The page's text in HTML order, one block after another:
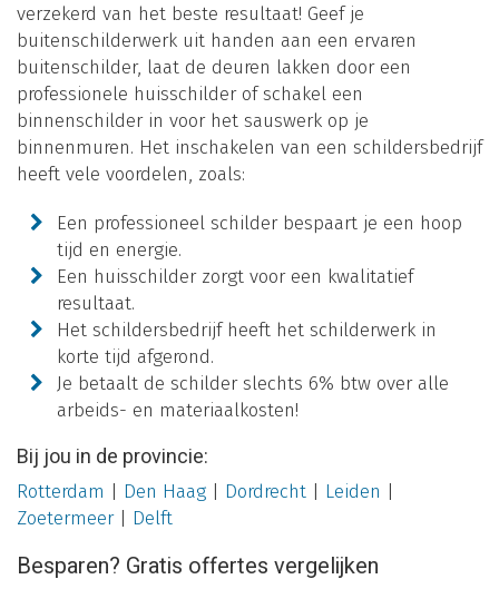
verzekerd van het beste resultaat! Geef je
buitenschilderwerk uit handen aan een ervaren
buitenschilder, laat de deuren lakken door een
professionele huisschilder of schakel een
binnenschilder in voor het sauswerk op je
binnenmuren. Het inschakelen van een schildersbedrijf
heeft vele voordelen, zoals:
Een professioneel schilder bespaart je een hoop
tijd en energie.
Een huisschilder zorgt voor een kwalitatief
resultaat.
Het schildersbedrijf heeft het schilderwerk in
korte tijd afgerond.
Je betaalt de schilder slechts 6% btw over alle
arbeids- en materiaalkosten!
Bij jou in de provincie:
Rotterdam Den Haag Dordrecht Leiden
Zoetermeer| Delft
Besparen? Gratis offertes vergelijken